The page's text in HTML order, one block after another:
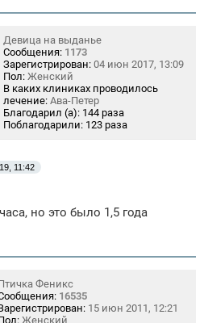
Девица на выданье
Сообщения: 1173
Зарегистрирован: 04 июн 2017, 13:09
Пол: Женский
В каких клиниках проводилось
лечение: Ава-Петер
Благодарил (а): 144 раза
Поблагодарили: 123 раза
11:42
но это было 1,5 года
Феникс
16535
15 июн 2011, 12:21
Женский